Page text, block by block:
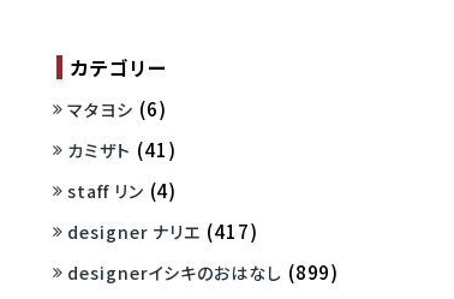
カテゴリー
マタヨシ (6)
カミザト (41)
staff リン (4)
designer ナリエ (417)
designerイシキのおはなし (899)